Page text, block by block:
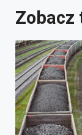
Zobacz